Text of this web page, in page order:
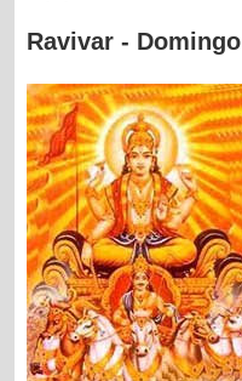
Ravivar - Domingo